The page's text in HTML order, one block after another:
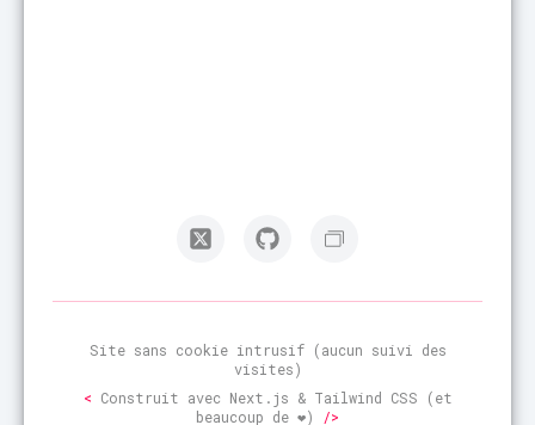
Site sans cookie intrusif (aucun suivi des
visites)
< Construit avec Next.js & Tailwind CSS (et
beaucoup de ❤️)
/>